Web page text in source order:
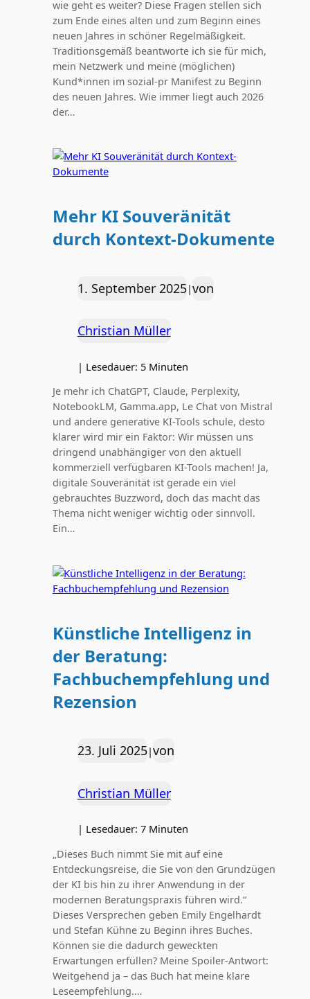
wie geht es weiter? Diese Fragen stellen sich
zum Ende eines alten und zum Beginn eines
neuen Jahres in schöner Regelmäßigkeit.
Traditionsgemäß beantworte ich sie für mich,
mein Netzwerk und meine (möglichen)
Kund*innen im sozial-pr Manifest zu Beginn
des neuen Jahres. Wie immer liegt auch 2026
der…
Mehr KI Souveränität
durch Kontext-Dokumente
1. September 2025|von
Christian Müller
| Lesedauer: 5 Minuten
Je mehr ich ChatGPT, Claude, Perplexity,
NotebookLM, Gamma.app, Le Chat von Mistral
und andere generative KI-Tools schule, desto
klarer wird mir ein Faktor: Wir müssen uns
dringend unabhängiger von den aktuell
kommerziell verfügbaren KI-Tools machen! Ja,
digitale Souveränität ist gerade ein viel
gebrauchtes Buzzword, doch das macht das
Thema nicht weniger wichtig oder sinnvoll.
Ein…
Künstliche Intelligenz in
der Beratung:
Fachbuchempfehlung und
Rezension
23. Juli 2025|von
Christian Müller
| Lesedauer: 7 Minuten
„Dieses Buch nimmt Sie mit auf eine
Entdeckungsreise, die Sie von den Grundzügen
der KI bis hin zu ihrer Anwendung in der
modernen Beratungspraxis führen wird.“
Dieses Versprechen geben Emily Engelhardt
und Stefan Kühne zu Beginn ihres Buches.
Können sie die dadurch geweckten
Erwartungen erfüllen? Meine Spoiler-Antwort:
Weitgehend ja – das Buch hat meine klare
Leseempfehlung.…